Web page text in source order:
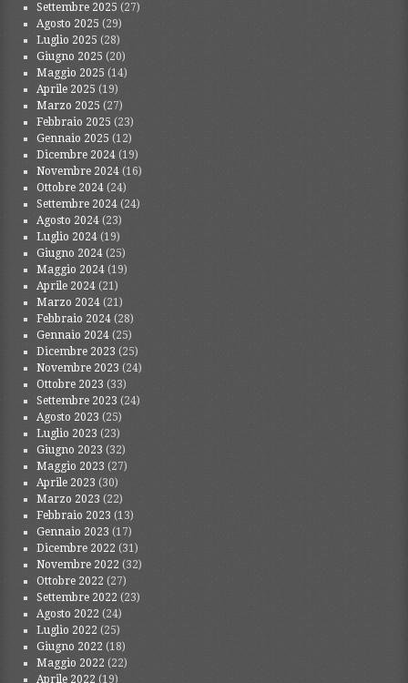
Settembre 2025 (27)
Agosto 2025 (29)
Luglio 2025 (28)
Giugno 2025 (20)
Maggio 2025 (14)
Aprile 2025 (19)
Marzo 2025 (27)
Febbraio 2025 (23)
Gennaio 2025 (12)
Dicembre 2024 (19)
Novembre 2024 (16)
Ottobre 2024 (24)
Settembre 2024 (24)
Agosto 2024 (23)
Luglio 2024 (19)
Giugno 2024 (25)
Maggio 2024 (19)
Aprile 2024 (21)
Marzo 2024 (21)
Febbraio 2024 (28)
Gennaio 2024 (25)
Dicembre 2023 (25)
Novembre 2023 (24)
Ottobre 2023 (33)
Settembre 2023 (24)
Agosto 2023 (25)
Luglio 2023 (23)
Giugno 2023 (32)
Maggio 2023 (27)
Aprile 2023 (30)
Marzo 2023 (22)
Febbraio 2023 (13)
Gennaio 2023 (17)
Dicembre 2022 (31)
Novembre 2022 (32)
Ottobre 2022 (27)
Settembre 2022 (23)
Agosto 2022 (24)
Luglio 2022 (25)
Giugno 2022 (18)
Maggio 2022 (22)
Aprile 2022 (19)